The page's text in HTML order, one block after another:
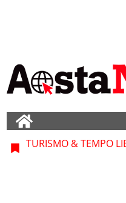
TURISMO & TEMPO